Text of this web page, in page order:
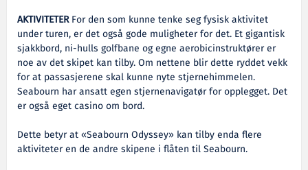
AKTIVITETERFor den som kunne tenke seg fysisk aktivitet
under turen, er det også gode muligheter for det. Et gigantisk
sjakkbord, ni-hulls golfbane og egne aerobicinstruktører er
noe av det skipet kan tilby. Om nettene blir dette ryddet vekk
for at passasjerene skal kunne nyte stjernehimmelen.
Seabourn har ansatt egen stjernenavigatør for opplegget. Det
er også eget casino om bord.
Dette betyr at «Seabourn Odyssey» kan tilby enda flere
aktiviteter en de andre skipene i flåten til Seabourn.